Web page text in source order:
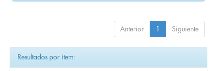
Anterior 1 Siguiente
Resultados por ítem: